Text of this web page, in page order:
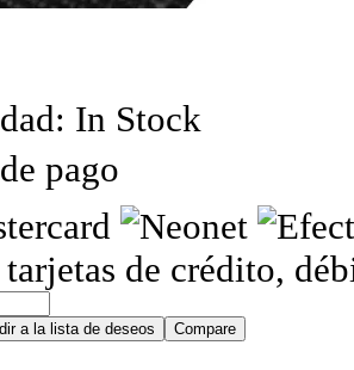
In Stock
pago
de crédito,
a la lista de deseos Compare